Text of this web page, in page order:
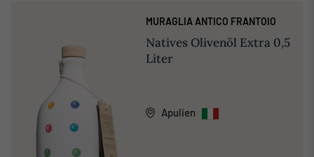
MURAGLIA ANTICO FRANTOIO
Natives Olivenöl Extra 0,5
Liter
Apulien